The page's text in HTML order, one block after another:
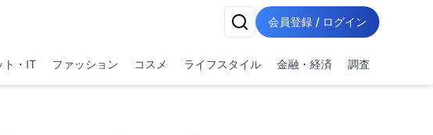
会員登録 / ログイン
ト・IT ファッション コスメ ライフスタイル 金融・経済 調査